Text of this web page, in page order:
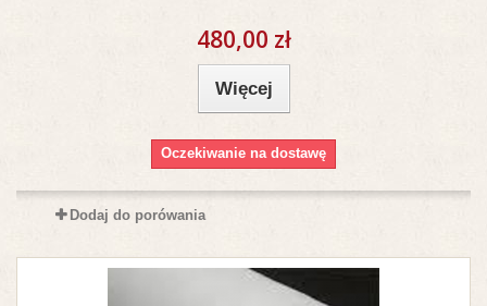
480,00 zł
Więcej
Oczekiwanie na dostawę
Dodaj do porówania